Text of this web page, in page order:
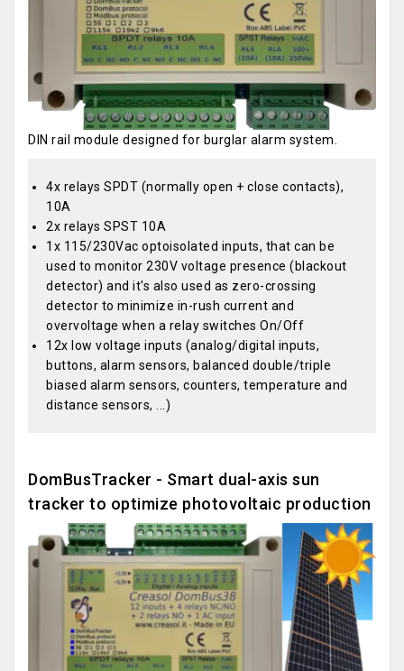
DIN rail module designed for burglar alarm system.
4x relays SPDT (normally open + close contacts),
10A
2x relays SPST 10A
1x 115/230Vac optoisolated inputs, that can be
used to monitor 230V voltage presence (blackout
detector) and it's also used as zero-crossing
detector to minimize in-rush current and
overvoltage when a relay switches On/Off
12x low voltage inputs (analog/digital inputs,
buttons, alarm sensors, balanced double/triple
biased alarm sensors, counters, temperature and
distance sensors, ...)
DomBusTracker - Smart dual-axis sun
tracker to optimize photovoltaic production